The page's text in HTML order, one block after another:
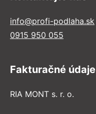
info@profi-podlaha.sk
0915 950 055
Fakturačné údaje
RIA MONT s. r. o.